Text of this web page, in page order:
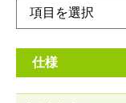
仕様